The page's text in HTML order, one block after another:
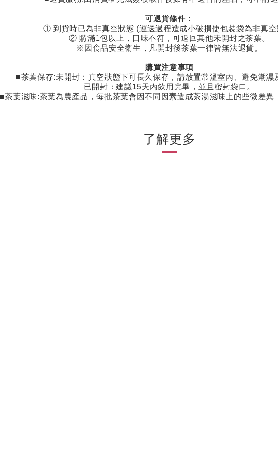
可退貨條件：
① 到貨時已為非真空狀態 (運送過程造成小破損使包裝袋為非真
② 購滿1包以上，口味不符，可退回其他未開封之茶葉。
※因食品安全衛生，凡開封後茶葉一律皆無法退貨。
購買注意事項
■茶葉保存:未開封：真空狀態下可長久保存，請放置常溫室內、避免潮濕
已開封：建議15天內飲用完畢，並且密封袋口。
■茶葉滋味:茶葉為農產品，每批茶葉會因不同因素造成茶湯滋味上的些微差異
了解更多